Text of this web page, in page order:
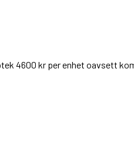
4600 kr per enhet oavsett